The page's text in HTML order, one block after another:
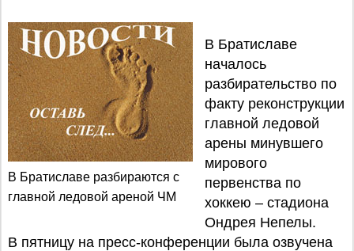
В Братиславе разбираются с
главной ледовой ареной ЧМ
В Братиславе
началось
разбирательство по
факту реконструкции
главной ледовой
арены минувшего
мирового
первенства по
хоккею – стадиона
Ондрея Непелы.
В пятницу на пресс-конференции была озвучена